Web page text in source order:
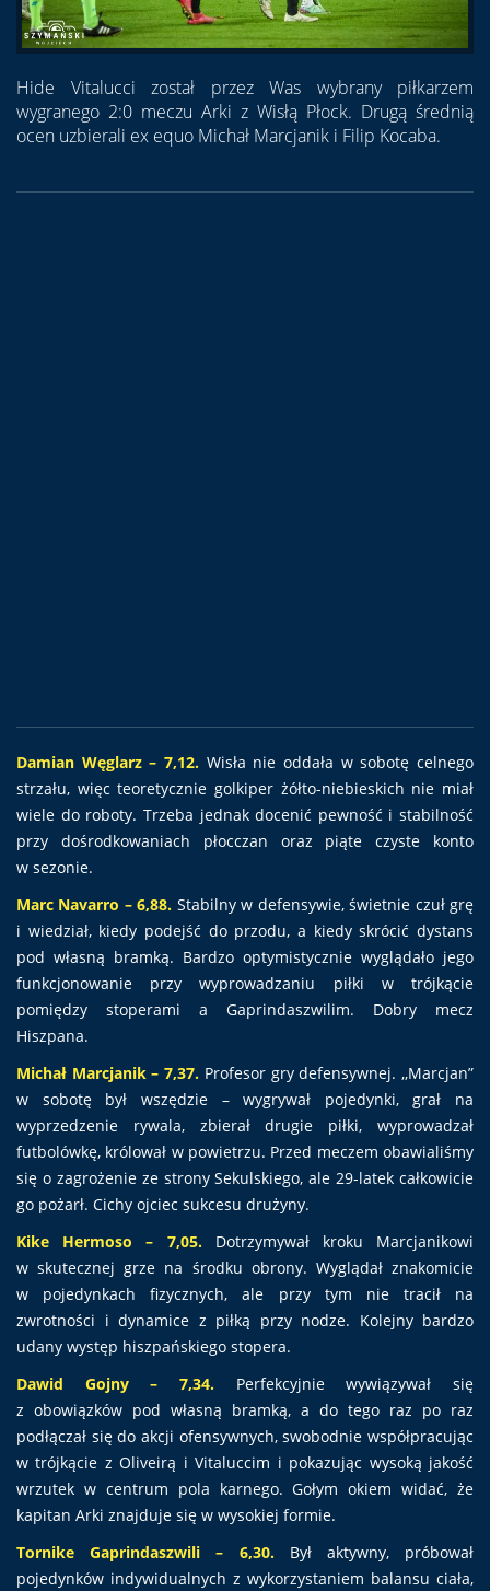
Hide Vitalucci został przez Was wybrany piłkarzem
wygranego 2:0 meczu Arki z Wisłą Płock. Drugą średnią
ocen uzbierali ex equo Michał Marcjanik i Filip Kocaba.
Damian Węglarz – 7,12. Wisła nie oddała w sobotę celnego
strzału, więc teoretycznie golkiper żółto-niebieskich nie miał
wiele do roboty. Trzeba jednak docenić pewność i stabilność
przy dośrodkowaniach płocczan oraz piąte czyste konto
w sezonie.
Marc Navarro – 6,88. Stabilny w defensywie, świetnie czuł grę
i wiedział, kiedy podejść do przodu, a kiedy skrócić dystans
pod własną bramką. Bardzo optymistycznie wyglądało jego
funkcjonowanie przy wyprowadzaniu piłki w trójkącie
pomiędzy stoperami a Gaprindaszwilim. Dobry mecz
Hiszpana.
Michał Marcjanik – 7,37. Profesor gry defensywnej. ,,Marcjan”
w sobotę był wszędzie – wygrywał pojedynki, grał na
wyprzedzenie rywala, zbierał drugie piłki, wyprowadzał
futbolówkę, królował w powietrzu. Przed meczem obawialiśmy
się o zagrożenie ze strony Sekulskiego, ale 29-latek całkowicie
go pożarł. Cichy ojciec sukcesu drużyny.
Kike Hermoso – 7,05.Dotrzymywał kroku Marcjanikowi
w skutecznej grze na środku obrony. Wyglądał znakomicie
w pojedynkach fizycznych, ale przy tym nie tracił na
zwrotności i dynamice z piłką przy nodze. Kolejny bardzo
udany występ hiszpańskiego stopera.
Dawid Gojny – 7,34. Perfekcyjnie wywiązywał się
z obowiązków pod własną bramką, a do tego raz po raz
podłączał się do akcji ofensywnych, swobodnie współpracując
w trójkącie z Oliveirą i Vitaluccim i pokazując wysoką jakość
wrzutek w centrum pola karnego. Gołym okiem widać, że
kapitan Arki znajduje się w wysokiej formie.
Tornike Gaprindaszwili – 6,30.Był aktywny, próbował
pojedynków indywidualnych z wykorzystaniem balansu ciała,